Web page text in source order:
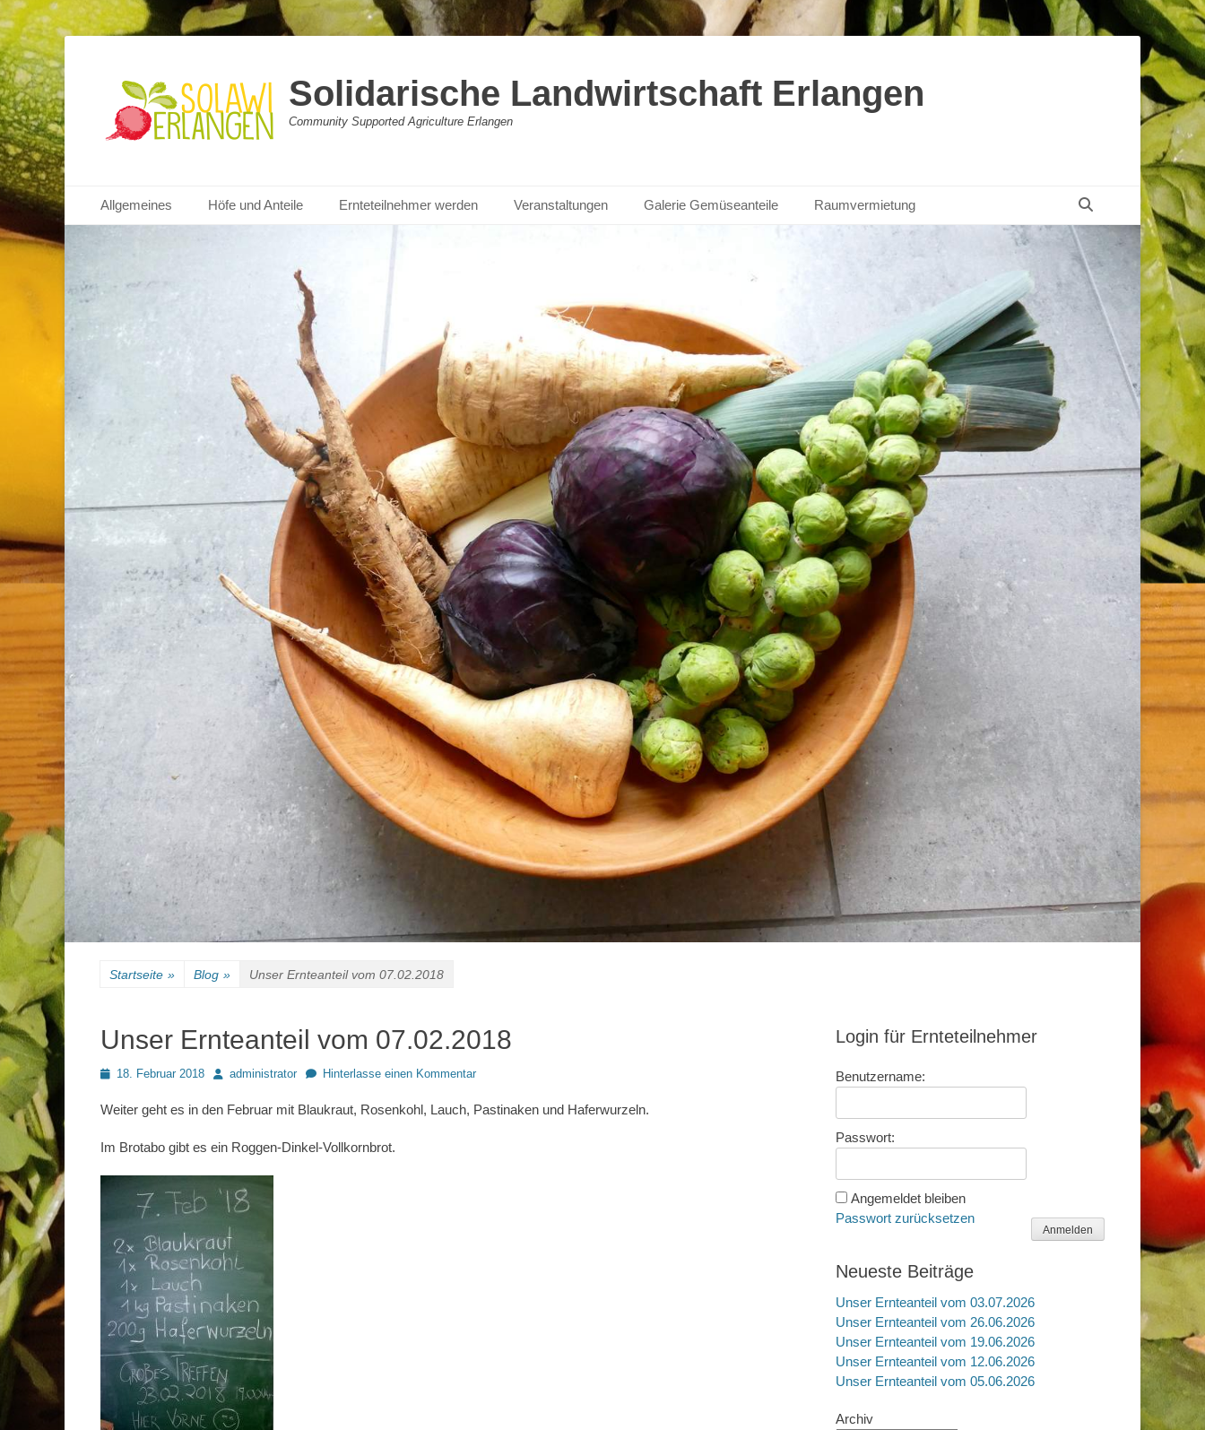
Solidarische Landwirtschaft Erlangen
Community Supported Agriculture Erlangen
Primäres Menü
Inhalt
Allgemeines Höfe und Anteile Ernteteilnehmer werden Veranstaltungen Galerie Gemüseanteile Raumvermietung
Suchen
Startseite » Blog » Unser Ernteanteil vom 07.02.2018
Unser Ernteanteil vom 07.02.2018
Posted18. Februar 2018 Autoradministrator Hinterlasse einen Kommentar
Weiter geht es in den Februar mit Blaukraut, Rosenkohl, Lauch, Pastinaken und Haferwurzeln.
Im Brotabo gibt es ein Roggen-Dinkel-Vollkornbrot.
Login für Ernteteilnehmer
Benutzername:
Passwort:
Angemeldet bleiben
Anmelden
Passwort zurücksetzen
Neueste Beiträge
Unser Ernteanteil vom 03.07.2026
Unser Ernteanteil vom 26.06.2026
Unser Ernteanteil vom 19.06.2026
Unser Ernteanteil vom 12.06.2026
Unser Ernteanteil vom 05.06.2026
Archiv